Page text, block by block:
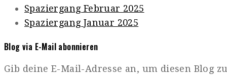
Spaziergang Februar 2025
Spaziergang Januar 2025
Blog via E-Mail abonnieren
Gib deine E-Mail-Adresse an, um diesen Blog